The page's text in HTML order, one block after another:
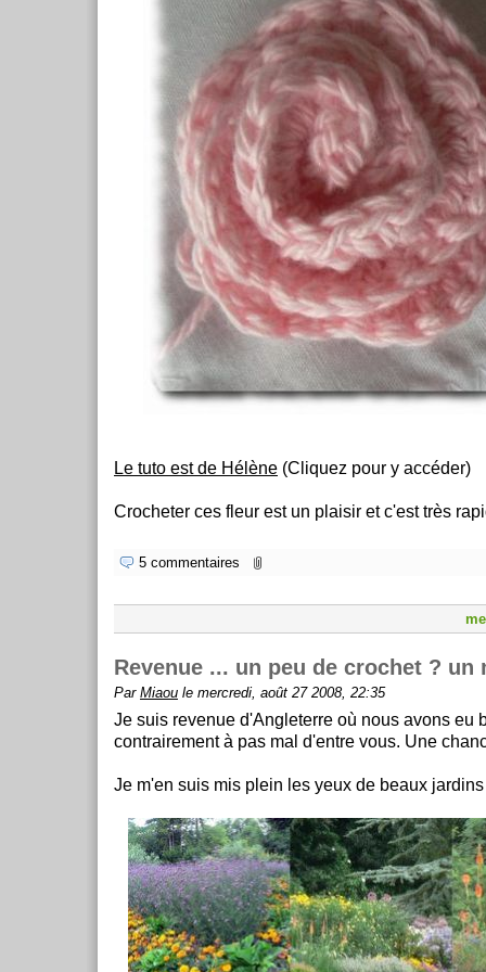
Le tuto est de Hélène (Cliquez pour y accéder)
Crocheter ces fleur est un plaisir et c'est très
5 commentaires
Revenue ... un peu de crochet ? un
Par Miaou le mercredi, août 27 2008, 22:35
Je suis revenue d'Angleterre où nous avons eu
contrairement à pas mal d'entre vous. Une
Je m'en suis mis plein les yeux de beaux jardins